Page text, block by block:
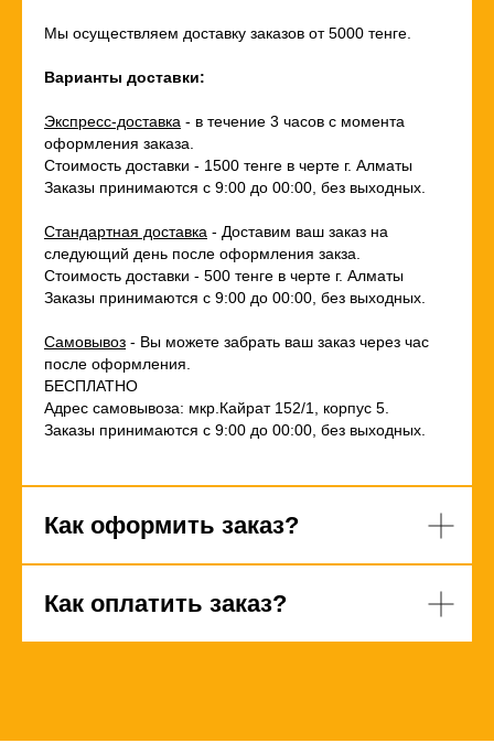
Мы осуществляем доставку заказов от 5000 тенге.
Варианты доставки:
Экспресс-доставка - в течение 3 часов с момента
оформления заказа.
Стоимость доставки - 1500 тенге в черте г. Алматы
Заказы принимаются с 9:00 до 00:00, без выходных.
Стандартная доставка - Доставим ваш заказ на
следующий день после оформления закза.
Стоимость доставки - 500 тенге в черте г. Алматы
Заказы принимаются с 9:00 до 00:00, без выходных.
Самовывоз - Вы можете забрать ваш заказ через час
после оформления.
БЕСПЛАТНО
Адрес самовывоза: мкр.Кайрат 152/1, корпус 5.
Заказы принимаются с 9:00 до 00:00, без выходных.
Как оформить заказ?
Как оплатить заказ?